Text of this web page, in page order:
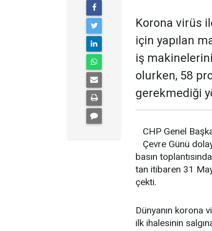
Korona virüs
için yapılan
iş
olurken, 58
gerekmediği
CHP Genel
Çevre Günü
basın
tan itibaren 31
çekti.
Dünyanın korona
ilk ihalesinin